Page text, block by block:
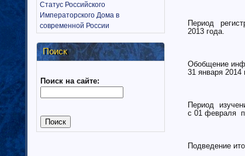
Воронежская область (18)
Дагестан (1)
Еврейская автономная область
(1)
Забайкальский край (2)
Иркутская область (11)
Калмыкия (6)
Калужская область (37)
Статус Российского
Императорского Дома в
современной России
Поиск
Поиск на сайте:
Период
2013 года.
Обобщение
31 января 2014
Период
с 01 февраля
Подведение